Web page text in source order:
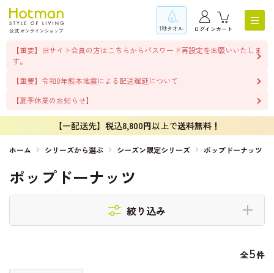
1秒タオル ログインカート
【重要】旧サイト会員の方はこちらからパスワード再設定をお願いいたしま
す。
【重要】令和8年熊本地震による配送遅延について
【夏季休業のお知らせ】
【一配送先】税込8,800円以上で送料無料！
ホーム シリーズから選ぶ シーズン限定シリーズ ポップドーナッツ
ポップドーナッツ
絞り込み
全5件